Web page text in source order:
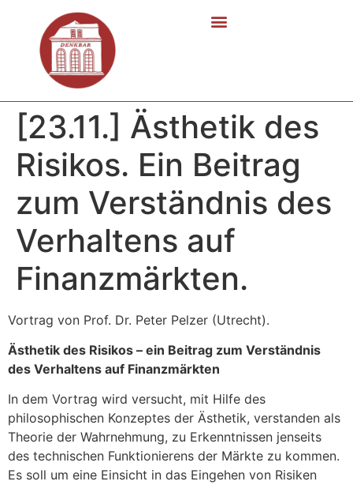
[23.11.] Ästhetik des
Risikos. Ein Beitrag
zum Verständnis des
Verhaltens auf
Finanzmärkten.
Vortrag von Prof. Dr. Peter Pelzer (Utrecht).
Ästhetik des Risikos – ein Beitrag zum Verständnis
des Verhaltens auf Finanzmärkten
In dem Vortrag wird versucht, mit Hilfe des
philosophischen Konzeptes der Ästhetik, verstanden als
Theorie der Wahrnehmung, zu Erkenntnissen jenseits
des technischen Funktionierens der Märkte zu kommen.
Es soll um eine Einsicht in das Eingehen von Risiken